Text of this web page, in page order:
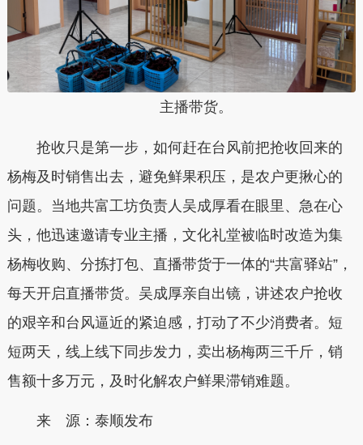
主播带货。
抢收只是第一步，如何赶在台风前把抢收回来的
杨梅及时销售出去，避免鲜果积压，是农户更揪心的
问题。当地共富工坊负责人吴成厚看在眼里、急在心
头，他迅速邀请专业主播，文化礼堂被临时改造为集
杨梅收购、分拣打包、直播带货于一体的“共富驿站”，
每天开启直播带货。吴成厚亲自出镜，讲述农户抢收
的艰辛和台风逼近的紧迫感，打动了不少消费者。短
短两天，线上线下同步发力，卖出杨梅两三千斤，销
售额十多万元，及时化解农户鲜果滞销难题。
来 源：泰顺发布